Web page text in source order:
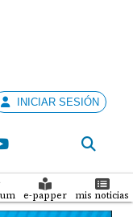
Salazar propone
INICIAR SESIÓN
e-papper mis noticias